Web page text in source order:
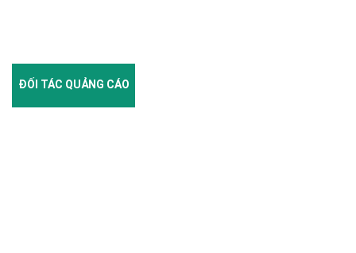
ĐỐI TÁC QUẢNG CÁO